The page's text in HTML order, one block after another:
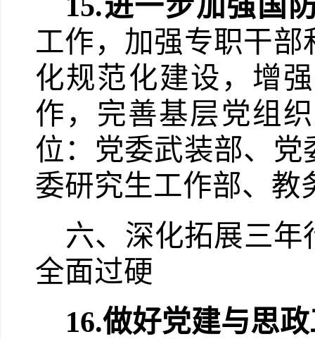
工作，加强专职干
化规范化建设，增
作，完善基层党组
位：党委武装部、
委研究生工作部、教
六、深化拓展三
全面过硬
16.做好党建与思